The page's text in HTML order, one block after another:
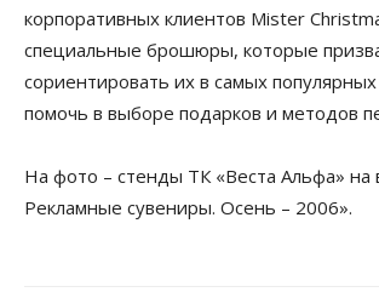
корпоративных клиентов Mister
специальные брошюры, которые
сориентировать их в самых
помочь в выборе подарков и методов
На фото – стенды ТК «Веста Альфа» на
Рекламные сувениры. Осень – 2006».